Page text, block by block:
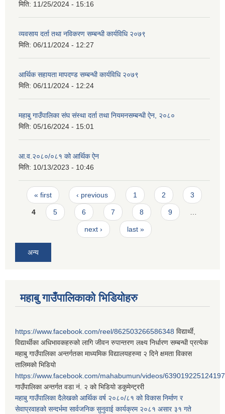
मिति: 11/25/2024 - 15:16
व्यवसाय दर्ता तथा नविकरण सम्बन्धी कार्यविधि २०७९
मिति: 06/11/2024 - 12:27
आर्थिक सहायता मापदण्ड सम्बन्धी कार्यविधि २०७९
मिति: 06/11/2024 - 12:24
महाबु गाउँपालिका संघ संस्था दर्ता तथा नियमनसम्बन्धी ऐन, २०८०
मिति: 05/16/2024 - 15:01
आ.व.२०८०/०८१ को आर्थिक ऐन
मिति: 10/13/2023 - 10:46
Pages
« first ‹ previous 1 2 3
4 5 6 7 8 9
next › last »
अन्य
महाबु गाउँपालिकाको भिडियोहरु
https://www.facebook.com/reel/862503266586348 विद्यार्थी,
विद्यार्थीका अधिभावकहरुको लागि जीवन रुपान्तरण लक्ष्य निर्धारण सम्बन्धी प्रत्येक
महाबु गाउँपालिका अन्तर्गतका माध्यमिक विद्यालयहरुमा २ दिने क्षमता विकास
तालिमको भिडियो
https://www.facebook.com/mahabumun/videos/639019225124197
गाउँपालिका अन्तर्गत वडा नं. २ को भिडियो डकुमेन्ट्ररी
महाबु गाउँपालिका दैलेखको आर्थिक वर्ष २०८०/८१ को विकास निर्माण र
सेवाप्रवाहको सन्दर्भमा सार्वजनिक सुनुवाई कार्यक्रम २०८१ असार ३१ गते